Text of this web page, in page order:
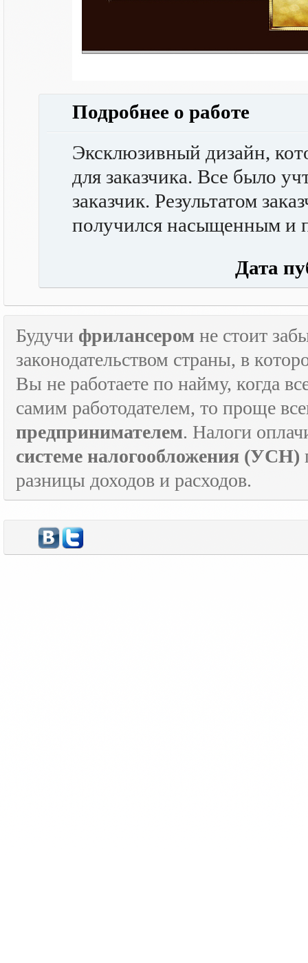
Подробнее о работе
Эксклюзивный дизайн,
для заказчика. Все было
заказчик. Результатом
получился насыщенным и
Дата
Будучи фрилансером не стоит
законодательством страны, в
Вы не работаете по найму, когда
самим работодателем, то проще
предпринимателем. Налоги
системе налогообложения (УСН)
разницы доходов и расходов.